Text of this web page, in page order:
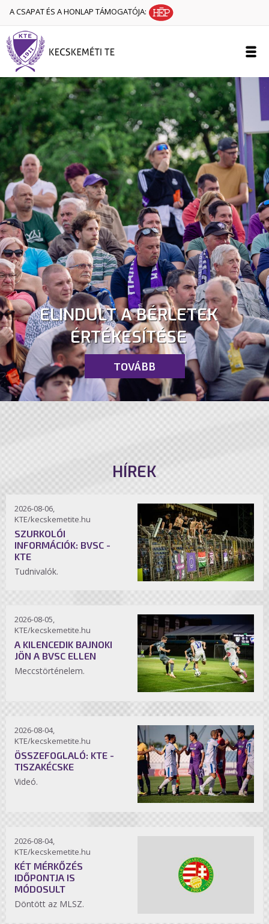
A CSAPAT ÉS A HONLAP TÁMOGATÓJA:
ELINDULT A BÉRLETEK
ÉRTÉKESÍTÉSE
TOVÁBB
HÍREK
2026-08-06,
KTE/kecskemetite.hu
SZURKOLÓI
INFORMÁCIÓK: BVSC -
KTE
Tudnivalók.
2026-08-05,
KTE/kecskemetite.hu
A KILENCEDIK BAJNOKI
JÖN A BVSC ELLEN
Meccstörténelem.
2026-08-04,
KTE/kecskemetite.hu
ÖSSZEFOGLALÓ: KTE -
TISZAKÉCSKE
Videó.
2026-08-04,
KTE/kecskemetite.hu
KÉT MÉRKŐZÉS
IDŐPONTJA IS
MÓDOSULT
Döntött az MLSZ.